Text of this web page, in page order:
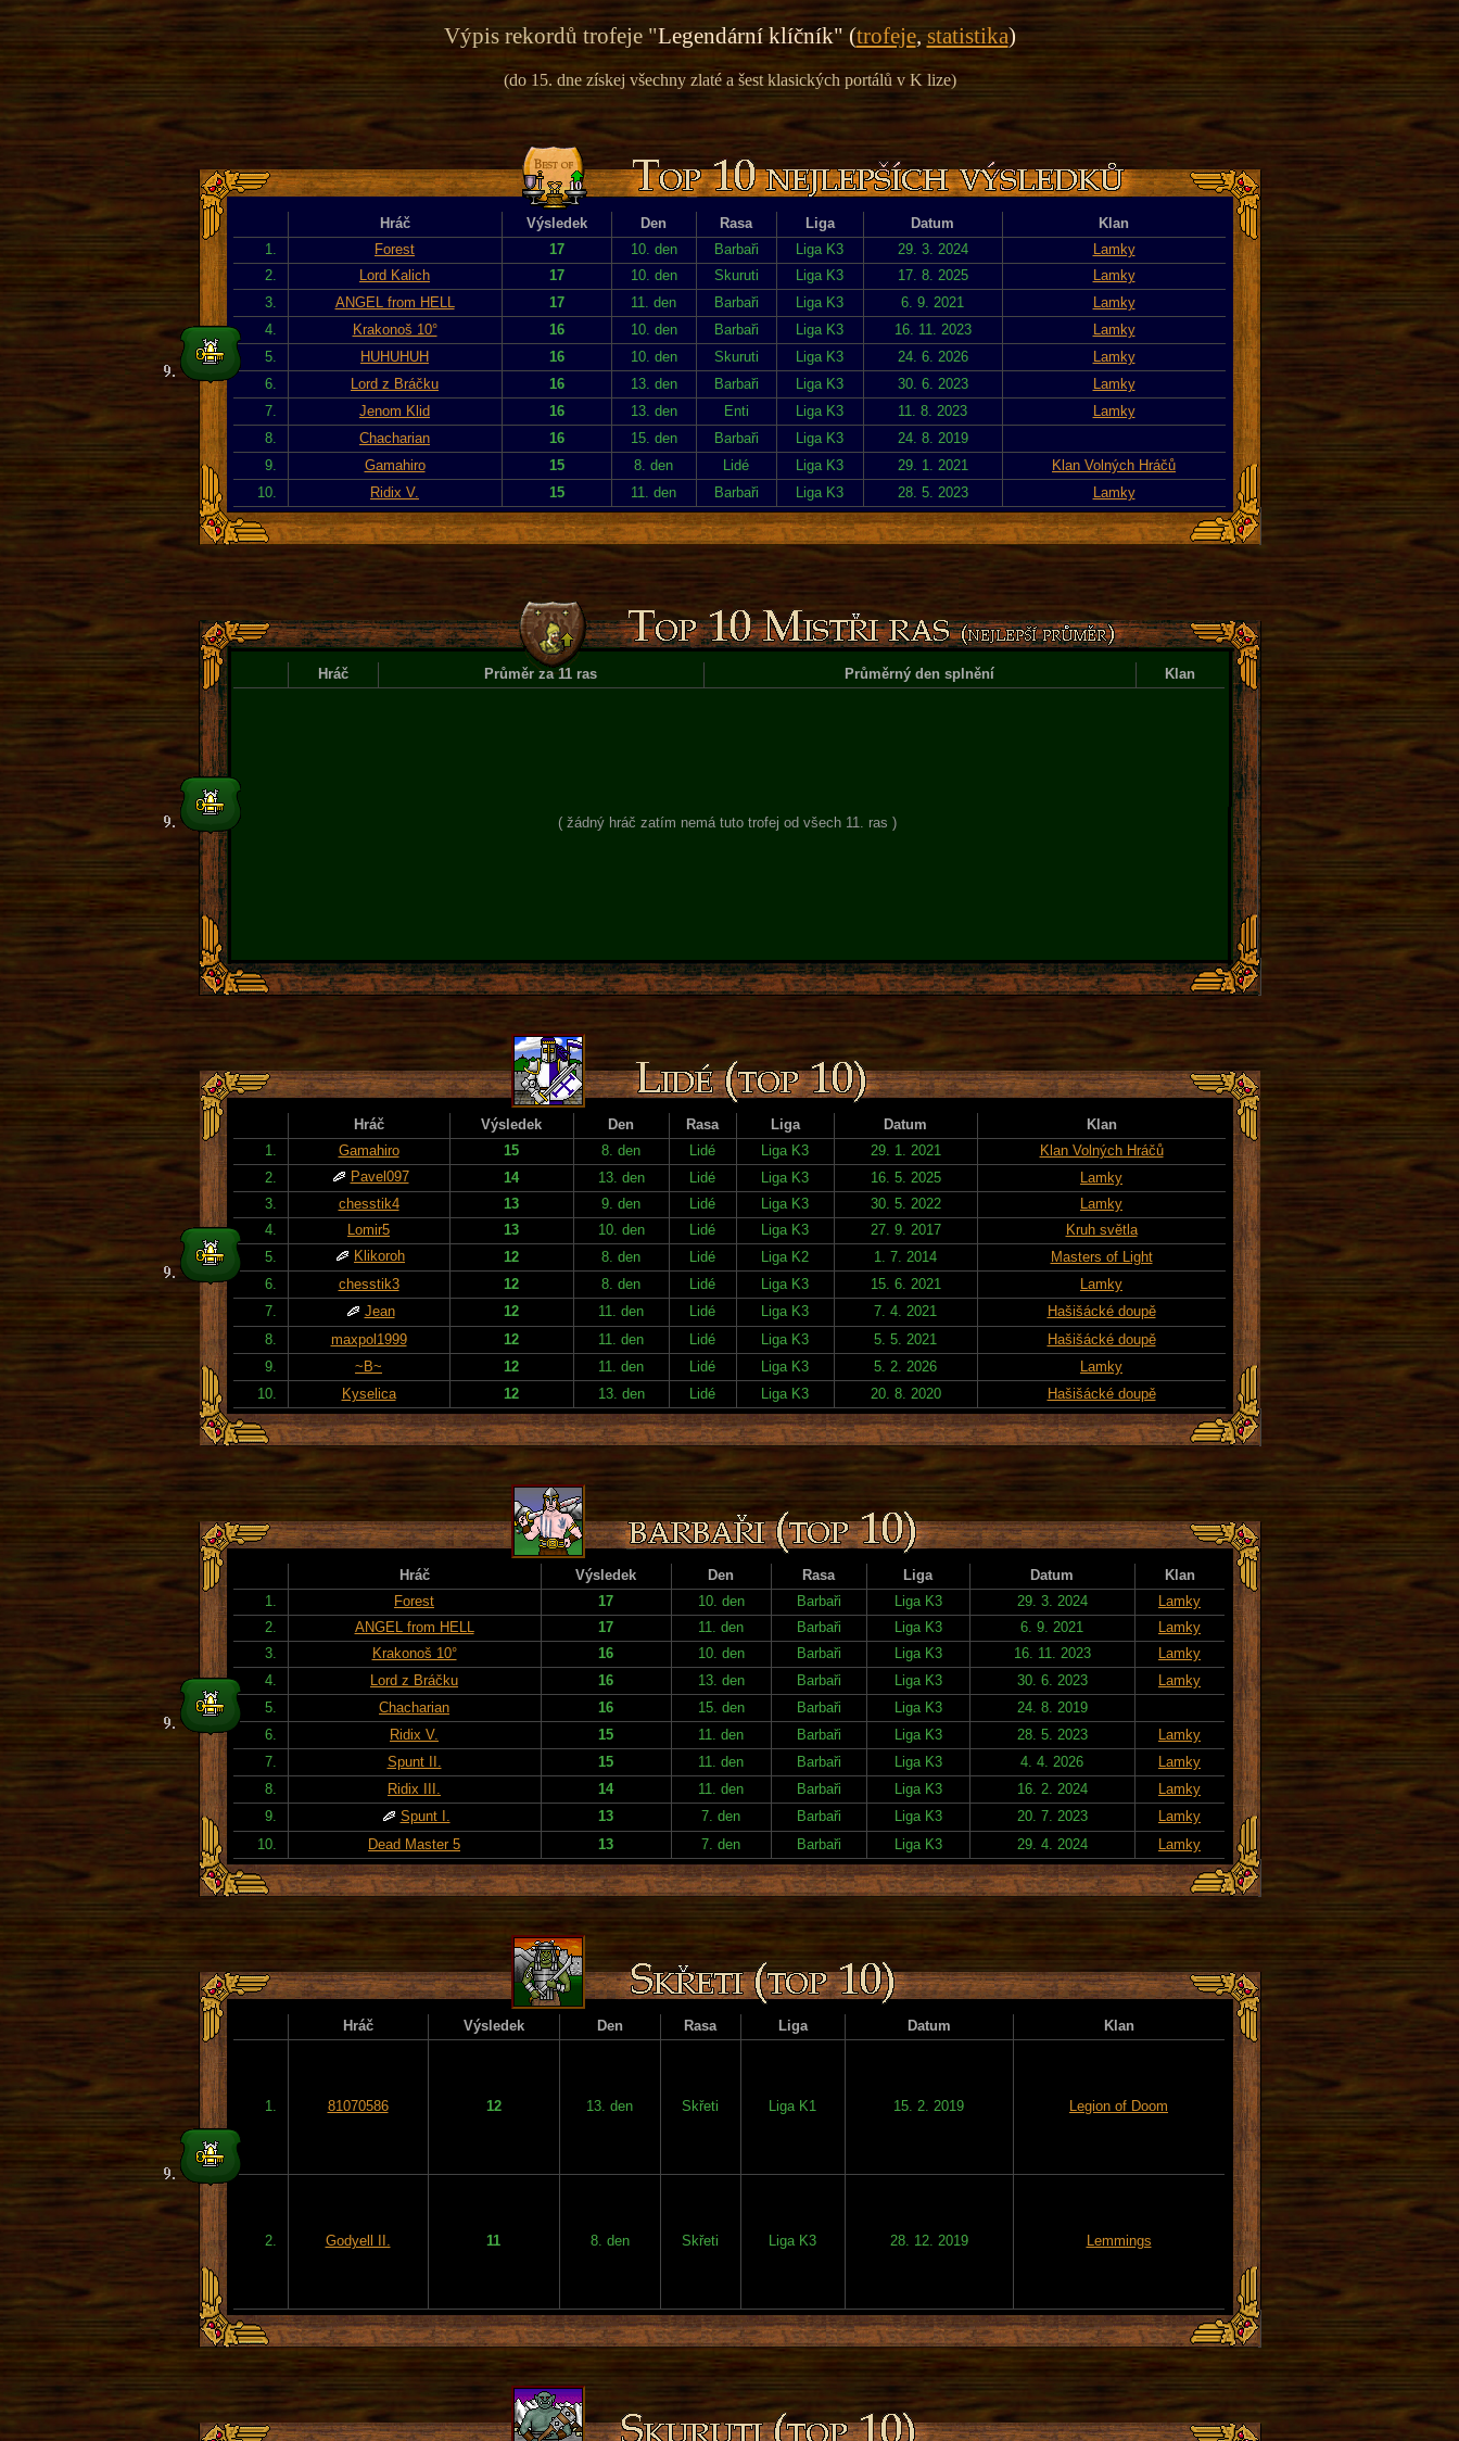
Výpis rekordů trofeje "Legendární klíčník" (trofeje,statistika)
(do 15. dne získej všechny zlaté a šest klasických portálů v K lize)
Hráč Výsledek Den Rasa Liga Datum
Klan
1.
Forest 17 10. den Barbaři Liga K3 29. 3. 2024
Lamky
2.
Lord Kalich 17 10. den Skuruti Liga K3 17. 8. 2025
Lamky
3.
ANGEL from HELL 17 11. den Barbaři Liga K3 6. 9. 2021
Lamky
4.
Krakonoš 10° 16 10. den Barbaři Liga K3 16. 11. 2023
Lamky
5.
HUHUHUH 16 10. den Skuruti Liga K3 24. 6. 2026
Lamky
6.
Lord z Bráčku 16 13. den Barbaři Liga K3 30. 6. 2023
Lamky
7.
Jenom Klid 16 13. den Enti Liga K3 11. 8. 2023
Lamky
8.
Chacharian 16 15. den Barbaři Liga K3
24. 8. 2019
9.
Gamahiro 15 8. den Lidé Liga K3 29. 1. 2021
Klan Volných Hráčů
10.
Ridix V. 15 11. den Barbaři Liga K3 28. 5. 2023 Lamky
Hráč Průměr za 11 ras Průměrný den splnění Klan
( žádný hráč zatím nemá tuto trofej od všech 11. ras )
Hráč Výsledek Den Rasa Liga Datum
Klan
1.
Gamahiro 15 8. den Lidé Liga K3 29. 1. 2021
Klan Volných Hráčů
2.
Pavel097 14 13. den Lidé Liga K3 16. 5. 2025
Lamky
3.
chesstik4 13 9. den Lidé Liga K3 30. 5. 2022
Lamky
4.
Lomir5 13 10. den Lidé Liga K3 27. 9. 2017
Kruh světla
5.
Klikoroh 12 8. den Lidé Liga K2 1. 7. 2014
Masters of Light
6.
chesstik3 12 8. den Lidé Liga K3 15. 6. 2021
Lamky
7.
Jean 12 11. den Lidé Liga K3 7. 4. 2021
Hašišácké doupě
8.
maxpol1999 12 11. den Lidé Liga K3 5. 5. 2021
Hašišácké doupě
9.
~B~ 12 11. den Lidé Liga K3 5. 2. 2026
Lamky
10.
Kyselica 12 13. den Lidé Liga K3 20. 8. 2020 Hašišácké doupě
Hráč Výsledek Den Rasa Liga Datum
Klan
1.
Forest 17 10. den Barbaři Liga K3 29. 3. 2024
Lamky
2.
ANGEL from HELL 17 11. den Barbaři Liga K3 6. 9. 2021
Lamky
3.
Krakonoš 10° 16 10. den Barbaři Liga K3 16. 11. 2023
Lamky
4.
Lord z Bráčku 16 13. den Barbaři Liga K3 30. 6. 2023
Lamky
5.
Chacharian 16 15. den Barbaři Liga K3
24. 8. 2019
6.
Ridix V. 15 11. den Barbaři Liga K3 28. 5. 2023
Lamky
7.
Spunt II. 15 11. den Barbaři Liga K3 4. 4. 2026
Lamky
8.
Ridix III. 14 11. den Barbaři Liga K3 16. 2. 2024
Lamky
9.
Spunt I. 13 7. den Barbaři Liga K3 20. 7. 2023
Lamky
10.
Dead Master 5 13 7. den Barbaři Liga K3 29. 4. 2024 Lamky
Hráč Výsledek Den Rasa Liga Datum Klan
1. 81070586 12 13. den Skřeti Liga K1 15. 2. 2019 Legion of Doom
2. Godyell II. 11 8. den Skřeti Liga K3 28. 12. 2019 Lemmings